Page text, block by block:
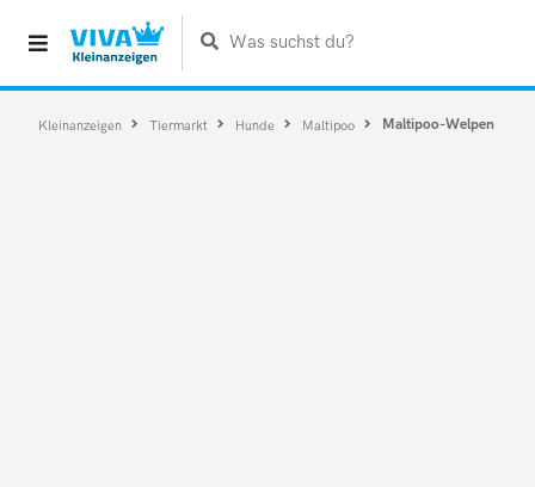
Was suchst du?
Kleinanzeigen Tiermarkt Hunde Maltipoo Maltipoo-Welpen